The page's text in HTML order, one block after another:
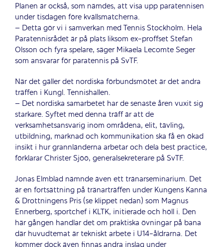
Planen är också, som nämdes, att visa upp paratennisen
under tisdagen före kvällsmatcherna.
– Detta gör vi i samverkan med Tennis Stockholm. Hela
Paratennisrådet är på plats liksom ex-proffset Stefan
Olsson och fyra spelare, säger Mikaela Lecomte Seger
som ansvarar för paratennis på SvTF.
När det gäller det nordiska förbundsmötet är det andra
träffen i Kungl. Tennishallen.
– Det nordiska samarbetet har de senaste åren vuxit sig
starkare. Syftet med denna träff är att de
verksamhetsansvarig inom områdena, elit, tävling,
utbildning, marknad och kommunikation ska få en ökad
insikt i hur grannländerna arbetar och dela best practice,
förklarar Christer Sjöö, generalsekreterare på SvTF.
Jonas Elmblad nämnde även ett tränarseminarium. Det
är en fortsättning på tränarträffen under Kungens Kanna
& Drottningens Pris (se klippet nedan) som Magnus
Ennerberg, sportchef i KLTK, initierade och höll i. Den
här gången handlar det om praktiska övningar på bana
där huvudtemat är tekniskt arbete i U14-åldrarna. Det